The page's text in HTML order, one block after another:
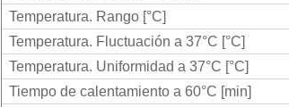
Temperatura. Rango [°C]
Temperatura. Fluctuación a 37°C [°C]
Temperatura. Uniformidad a 37°C [°C]
Tiempo de calentamiento a 60°C [min]